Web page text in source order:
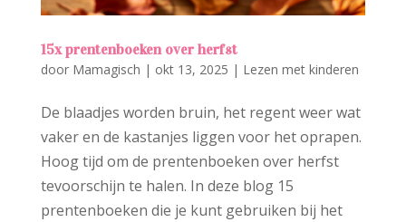
15x prentenboeken over herfst
door Mamagisch | okt 13, 2025 | Lezen met kinderen
De blaadjes worden bruin, het regent weer wat
vaker en de kastanjes liggen voor het oprapen.
Hoog tijd om de prentenboeken over herfst
tevoorschijn te halen. In deze blog 15
prentenboeken die je kunt gebruiken bij het